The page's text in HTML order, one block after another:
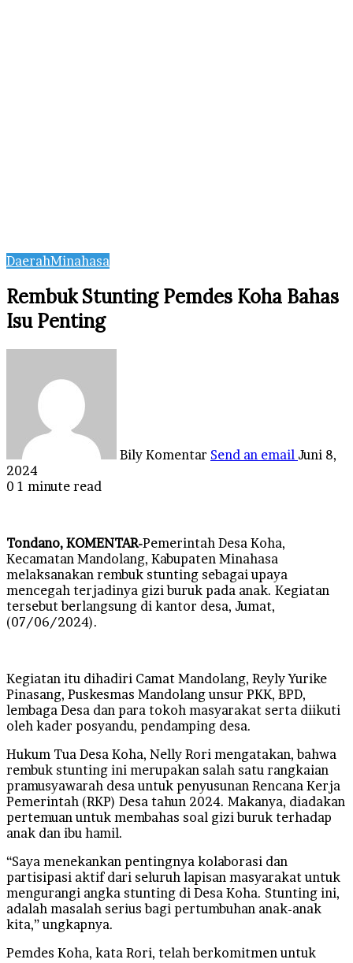
DaerahMinahasa
Rembuk Stunting Pemdes Koha Bahas
Isu Penting
Bily Komentar Send an email Juni 8,
2024
0 1 minute read
Tondano, KOMENTAR-Pemerintah Desa Koha,
Kecamatan Mandolang, Kabupaten Minahasa
melaksanakan rembuk stunting sebagai upaya
mencegah terjadinya gizi buruk pada anak. Kegiatan
tersebut berlangsung di kantor desa, Jumat,
(07/06/2024).
Kegiatan itu dihadiri Camat Mandolang, Reyly Yurike
Pinasang, Puskesmas Mandolang unsur PKK, BPD,
lembaga Desa dan para tokoh masyarakat serta diikuti
oleh kader posyandu, pendamping desa.
Hukum Tua Desa Koha, Nelly Rori mengatakan, bahwa
rembuk stunting ini merupakan salah satu rangkaian
pramusyawarah desa untuk penyusunan Rencana Kerja
Pemerintah (RKP) Desa tahun 2024. Makanya, diadakan
pertemuan untuk membahas soal gizi buruk terhadap
anak dan ibu hamil.
“Saya menekankan pentingnya kolaborasi dan
partisipasi aktif dari seluruh lapisan masyarakat untuk
mengurangi angka stunting di Desa Koha. Stunting ini,
adalah masalah serius bagi pertumbuhan anak-anak
kita,” ungkapnya.
Pemdes Koha, kata Rori, telah berkomitmen untuk